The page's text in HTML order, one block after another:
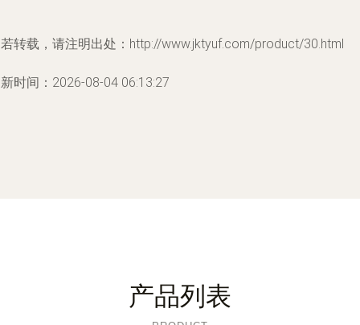
转载，请注明出处：http://www.jktyuf.com/product/30.html
时间：2026-08-04 06:13:27
产品列表